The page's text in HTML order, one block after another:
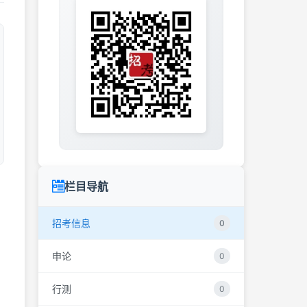
栏目导航
招考信息 0
申论 0
行测 0